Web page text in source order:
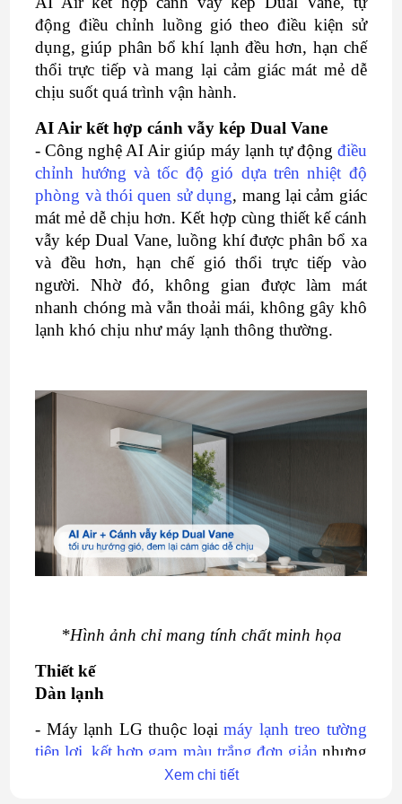
động điều chỉnh luồng gió theo điều kiện sử
dụng, giúp phân bổ khí lạnh đều hơn, hạn chế
thổi trực tiếp và mang lại cảm giác mát mẻ dễ
chịu suốt quá trình vận hành.
AI Air kết hợp cánh vẫy kép Dual Vane
- Công nghệ AI Air giúp máy lạnh tự động điều
chỉnh hướng và tốc độ gió dựa trên nhiệt độ
phòng và thói quen sử dụng, mang lại cảm giác
mát mẻ dễ chịu hơn. Kết hợp cùng thiết kế cánh
vẫy kép Dual Vane, luồng khí được phân bổ xa
và đều hơn, hạn chế gió thổi trực tiếp vào
người. Nhờ đó, không gian được làm mát
nhanh chóng mà vẫn thoải mái, không gây khô
lạnh khó chịu như máy lạnh thông thường.
*Hình ảnh chỉ mang tính chất minh họa
Thiết kế
Dàn lạnh
- Máy lạnh LG thuộc loạimáy lạnh treo tường
tiện lợi, kết hợp gam màu trắng đơn giản nhưng
không kém phần sang trọng nhờ thiết kế vuông
Xem chi tiết